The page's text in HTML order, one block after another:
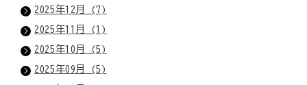
2025年12月 (7)
2025年11月 (1)
2025年10月 (5)
2025年09月 (5)